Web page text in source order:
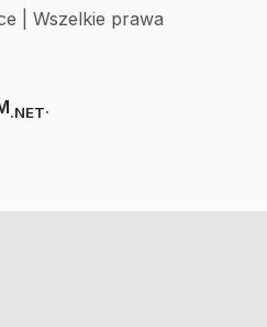
| Wszelkie prawa
.NET.